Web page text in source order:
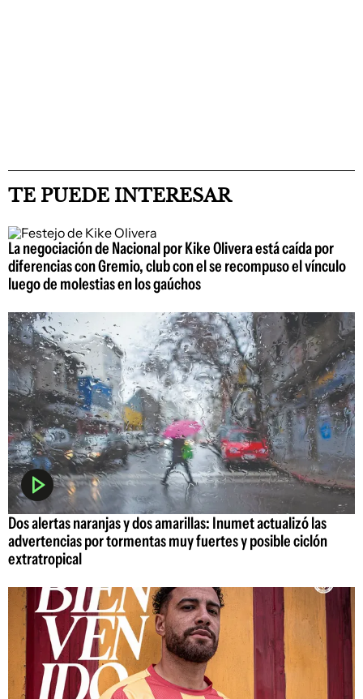
TE PUEDE INTERESAR
La negociación de Nacional por Kike Olivera está caída por
diferencias con Gremio, club con el se recompuso el vínculo
luego de molestias en los gaúchos
Dos alertas naranjas y dos amarillas: Inumet actualizó las
advertencias por tormentas muy fuertes y posible ciclón
extratropical